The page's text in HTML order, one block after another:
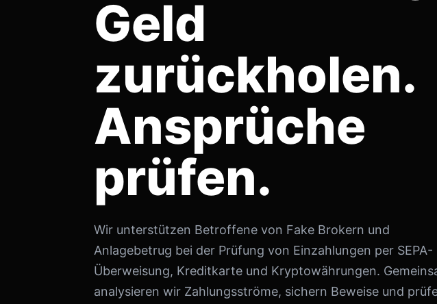
Geld
zurückholen.
Ansprüche
prüfen.
Wir unterstützen Betroffene von Fake Brokern und
Anlagebetrug bei der Prüfung von Einzahlungen per SEPA-
Überweisung, Kreditkarte und Kryptowährungen.
analysieren wir Zahlungsströme, sichern Beweise und